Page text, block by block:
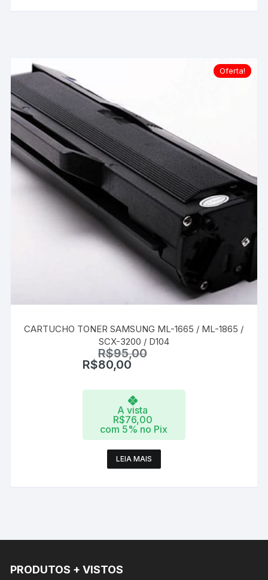
Oferta!
CARTUCHO TONER SAMSUNG ML-1665 / ML-1865 /
SCX-3200 / D104
R$95,00
R$80,00
A vista
R$76,00
com 5% no Pix
LEIA MAIS
PRODUTOS + VISTOS